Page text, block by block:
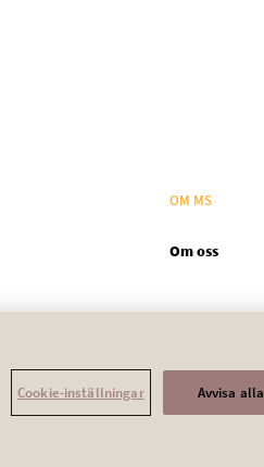
OM MS
Om oss
Cookie policy
Cookie-inställningar Avvisa alla